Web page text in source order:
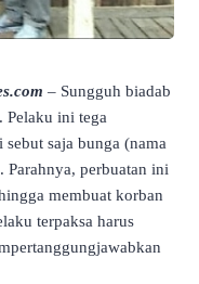
– Sungguh biadab
Pelaku ini tega
saja bunga (nama
Parahnya, perbuatan ini
membuat korban
terpaksa harus